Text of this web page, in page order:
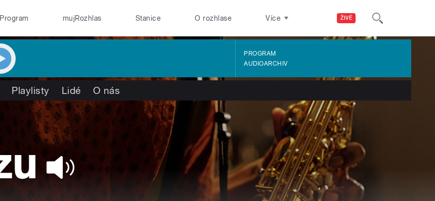
ŽIVĚ
Program mujRozhlas Stanice O rozhlase Více
PROGRAM
AUDIOARCHIV
Playlisty Lidé O nás